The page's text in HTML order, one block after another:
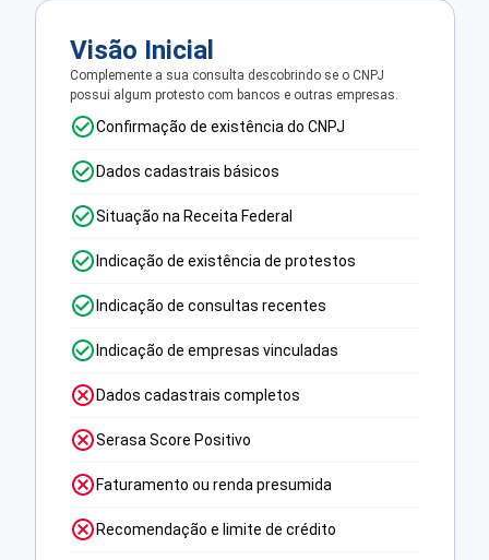
Visão Inicial
Complemente a sua consulta descobrindo se o CNPJ
possui algum protesto com bancos e outras empresas.
Confirmação de existência do CNPJ
Dados cadastrais básicos
Situação na Receita Federal
Indicação de existência de protestos
Indicação de consultas recentes
Indicação de empresas vinculadas
Dados cadastrais completos
Serasa Score Positivo
Faturamento ou renda presumida
Recomendação e limite de crédito